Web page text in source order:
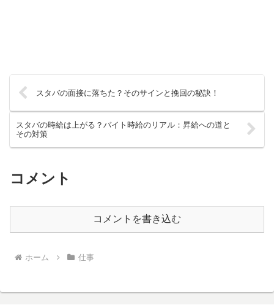
スタバの面接に落ちた？そのサインと挽回の秘訣！
スタバの時給は上がる？バイト時給のリアル：昇給への道と
その対策
コメント
コメントを書き込む
ホーム 仕事